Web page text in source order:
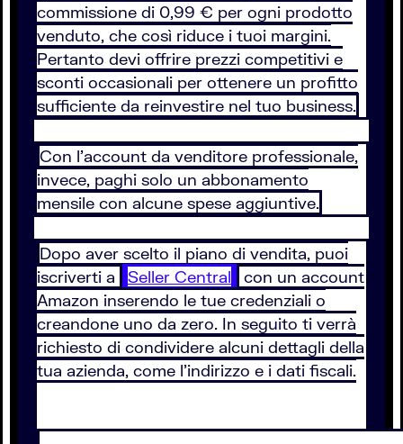
commissione di 0,99 € per ogni prodotto
venduto, che così riduce i tuoi margini.
Pertanto devi offrire prezzi competitivi e
sconti occasionali per ottenere un profitto
sufficiente da reinvestire nel tuo business.
Con l’account da venditore professionale,
invece, paghi solo un abbonamento
mensile con alcune spese aggiuntive.
Dopo aver scelto il piano di vendita, puoi
iscriverti a
Seller Central
con un account
Amazon inserendo le tue credenziali o
creandone uno da zero. In seguito ti verrà
richiesto di condividere alcuni dettagli della
tua azienda, come l’indirizzo e i dati fiscali.